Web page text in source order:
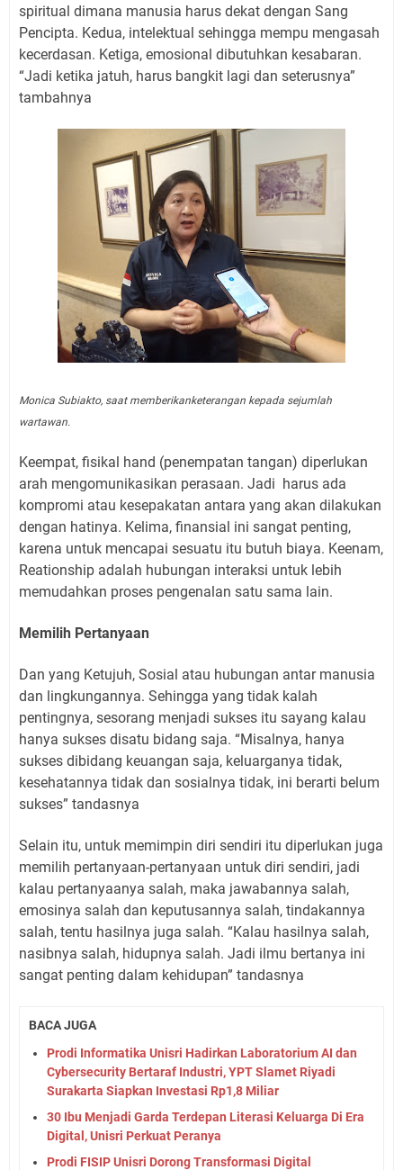
spiritual dimana manusia harus dekat dengan Sang
Pencipta. Kedua, intelektual sehingga mempu mengasah
kecerdasan. Ketiga, emosional dibutuhkan kesabaran.
“Jadi ketika jatuh, harus bangkit lagi dan seterusnya”
tambahnya
Monica Subiakto, saat memberikanketerangan kepada sejumlah
wartawan.
Keempat, fisikal hand (penempatan tangan) diperlukan
arah mengomunikasikan perasaan. Jadi harus ada
kompromi atau kesepakatan antara yang akan dilakukan
dengan hatinya. Kelima, finansial ini sangat penting,
karena untuk mencapai sesuatu itu butuh biaya. Keenam,
Reationship adalah hubungan interaksi untuk lebih
memudahkan proses pengenalan satu sama lain.
Memilih Pertanyaan
Dan yang Ketujuh, Sosial atau hubungan antar manusia
dan lingkungannya. Sehingga yang tidak kalah
pentingnya, sesorang menjadi sukses itu sayang kalau
hanya sukses disatu bidang saja. “Misalnya, hanya
sukses dibidang keuangan saja, keluarganya tidak,
kesehatannya tidak dan sosialnya tidak, ini berarti belum
sukses” tandasnya
Selain itu, untuk memimpin diri sendiri itu diperlukan juga
memilih pertanyaan-pertanyaan untuk diri sendiri, jadi
kalau pertanyaanya salah, maka jawabannya salah,
emosinya salah dan keputusannya salah, tindakannya
salah, tentu hasilnya juga salah. “Kalau hasilnya salah,
nasibnya salah, hidupnya salah. Jadi ilmu bertanya ini
sangat penting dalam kehidupan” tandasnya
BACA JUGA
Prodi Informatika Unisri Hadirkan Laboratorium AI dan
Cybersecurity Bertaraf Industri, YPT Slamet Riyadi
Surakarta Siapkan Investasi Rp1,8 Miliar
30 Ibu Menjadi Garda Terdepan Literasi Keluarga Di Era
Digital, Unisri Perkuat Peranya
Prodi FISIP Unisri Dorong Transformasi Digital